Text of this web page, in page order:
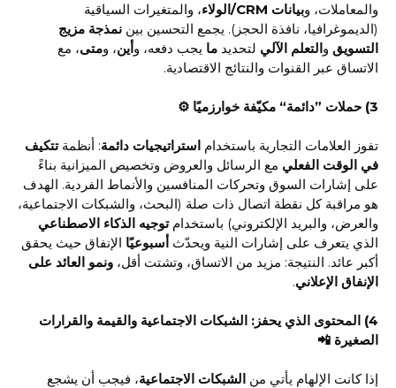
والمعاملات، وبيانات CRM/الولاء
، والمتغيرات السياقية
(الديموغرافيا، نافذة الحجز). يجمع التحسين بين نمذجة مزيج
التسويق والتعلم الآلي لتحديد ما يجب دفعه، وأين، ومتى، مع
الاتساق عبر القنوات والنتائج الاقتصادية.
3) حملات ”دائمة“ مكيّفة خوارزميًا ⚙️
تفوز العلامات التجارية باستخدام استراتيجيات دائمة: أنظمةتتكيف
في الوقت الفعلي مع الرسائل والعروض وتخصيص الميزانية بناءً
على إشارات السوق وتحركات المنافسين والأنماط الفردية. الهدف
هو مراقبة كل نقطة اتصال ذات صلة (البحث، والشبكات الاجتماعية،
والعرض، والبريد الإلكتروني) باستخدامتوجيه الذكاء الاصطناعي
الذي يتعرف على إشارات النية ويحدّث أسبوعيًا الإنفاق حيث يحقق
أكبر عائد. النتيجة: مزيد من الاتساق، وتشتت أقل، ونمو العائد على
الإنفاق الإعلاني.
4) المحتوى الذي يحفز: الشبكات الاجتماعية والقيمة والقرارات
الصغيرة 📲
إذا كانت الإلهام يأتي من الشبكات الاجتماعية، فيجب أن يشجع